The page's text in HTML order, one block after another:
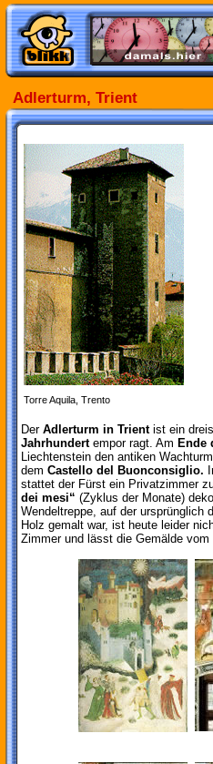
Adlerturm, Trient
Torre Aquila, Trento
Der Adlerturm in Trientist ein
Jahrhundertempor ragt. Am Ende
Liechtenstein den antiken
dem Castello del Buonconsiglio.
stattet der Fürst ein Privatzimmer
dei mesi“ (Zyklus der Monate)
Wendeltreppe, auf der ursprünglich
Holz gemalt war, ist heute leider
Zimmer und lässt die Gemälde